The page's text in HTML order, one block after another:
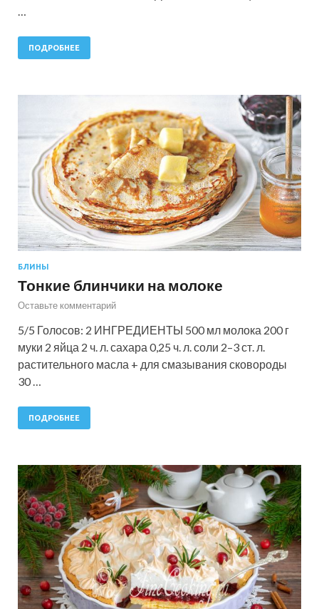
ПОДРОБНЕЕ
БЛИНЫ
Тонкие блинчики на молоке
Оставьте комментарий
5/5 Голосов: 2 ИНГРЕДИЕНТЫ 500 мл молока 200 г
муки 2 яйца 2 ч. л. сахара 0,25 ч. л. соли 2–3 ст. л.
растительного масла + для смазывания сковороды
30 …
ПОДРОБНЕЕ